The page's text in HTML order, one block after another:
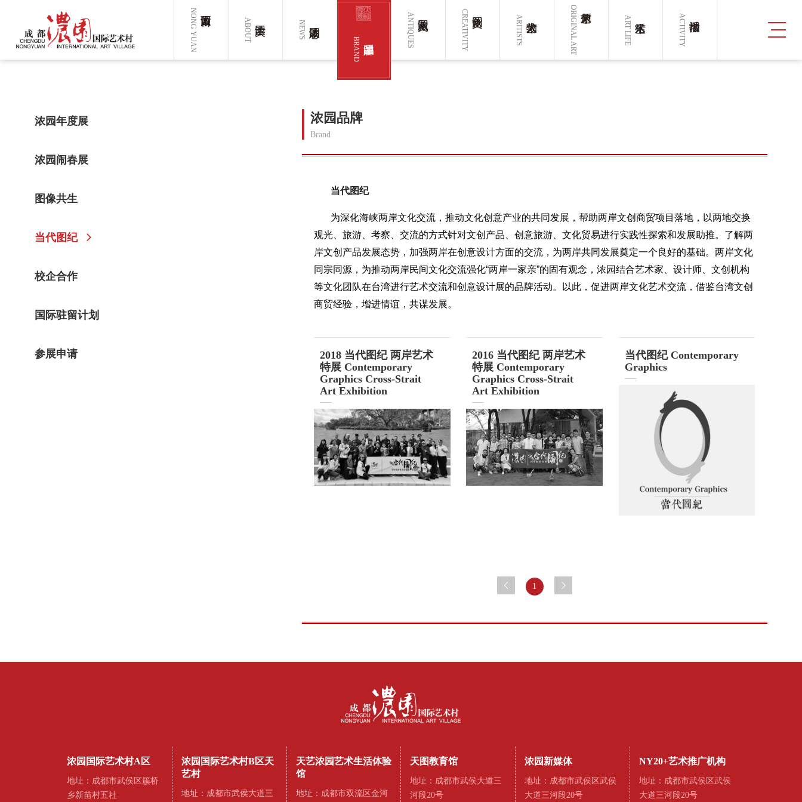
NONG YUAN ABOUT NEWS
BRAND
ANTIQUES CREATIVITY ARITISTS ORIGINAL ART ART LIFE ACTIVITY
浓园年度展
浓园闹春展
图像共生
当代图纪
校企合作
国际驻留计划
参展申请
浓园品牌
Brand
当代图纪
为深化海峡两岸文化交流，推动文化创意产业的共同发展，帮助两岸文创商贸项目落地，以两地交换
观光、旅游、考察、交流的方式针对文创产品、创意旅游、文化贸易进行实践性探索和发展助推。了解两
岸文创产品发展态势，加强两岸在创意设计方面的交流，为两岸共同发展奠定一个良好的基础。两岸文化
同宗同源，为推动两岸民间文化交流强化“两岸一家亲”的固有观念，浓园结合艺术家、设计师、文创机构
等文化团队在台湾进行艺术交流和创意设计展的品牌活动。以此，促进两岸文化艺术交流，借鉴台湾文创
商贸经验，增进情谊，共谋发展。
2018 当代图纪 两岸艺术
特展 Contemporary
Graphics Cross-Strait
Art Exhibition
2016 当代图纪 两岸艺术
特展 Contemporary
Graphics Cross-Strait
Art Exhibition
当代图纪 Contemporary
Graphics
1
浓园国际艺术村A区
地址：成都市武侯区簇桥
乡新苗村五社
浓园国际艺术村B区天
艺村
地址：成都市武侯大道三
天艺浓园艺术生活体验
馆
地址：成都市双流区金河
天图教育馆
地址：成都市武侯大道三
河段20号
浓园新媒体
地址：成都市武侯区武侯
大道三河段20号
NY20+艺术推广机构
地址：成都市武侯区武侯
大道三河段20号